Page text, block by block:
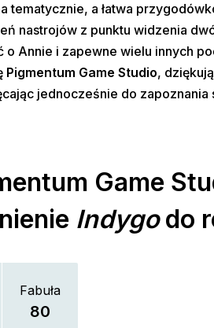
tematycznie, a łatwa
nastrojów z punktu widzenia
Annie i zapewne wielu innych
Pigmentum Game Studio,
jednocześnie do zapoznania
Game
Indygodo
Fabuła
80